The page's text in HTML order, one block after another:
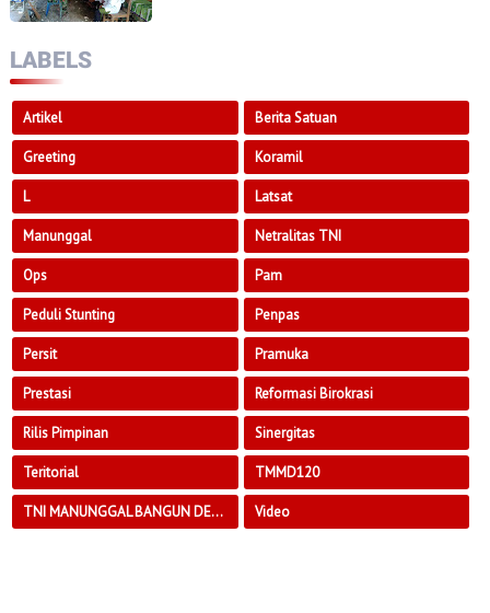
LABELS
Artikel Berita Satuan
Greeting Koramil
L Latsat
Manunggal Netralitas TNI
Ops Pam
Peduli Stunting Penpas
Persit Pramuka
Prestasi Reformasi Birokrasi
Rilis Pimpinan Sinergitas
Teritorial TMMD120
TNI MANUNGGAL BANGUN DESA Video